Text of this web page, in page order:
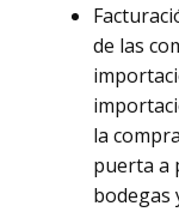
de las
la
puerta a
bodegas